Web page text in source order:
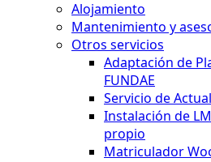
Alojamiento
Mantenimiento y
Otros servicios
Adaptación de
FUNDAE
Servicio de
Instalación de
propio
Matriculador